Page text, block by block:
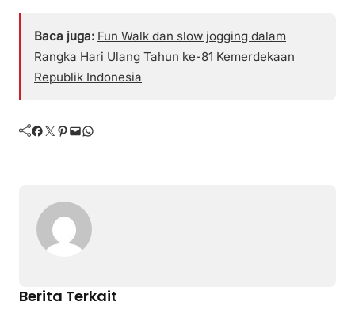
Baca juga: Fun Walk dan slow jogging dalam
Rangka Hari Ulang Tahun ke-81 Kemerdekaan
Republik Indonesia
Facebook Twitter Pinterest Mail WhatsApp
Berita Terkait